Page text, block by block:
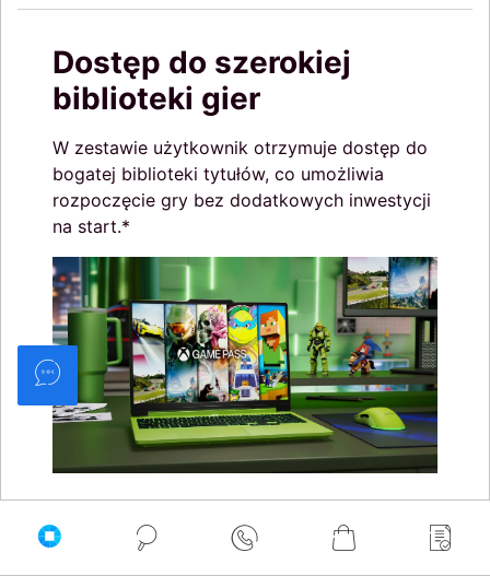
Dostęp do szerokiej
biblioteki gier
W zestawie użytkownik otrzymuje dostęp do
bogatej biblioteki tytułów, co umożliwia
rozpoczęcie gry bez dodatkowych inwestycji
na start.*
*PC Game Pass: Subskrypcja odnawia się